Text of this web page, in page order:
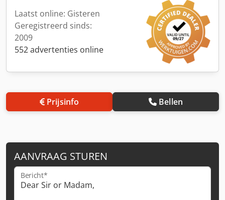
Laatst online: Gisteren
Geregistreerd sinds:
2009
552 advertenties online
Prijsinfo Bellen
AANVRAAG STUREN
Bericht*